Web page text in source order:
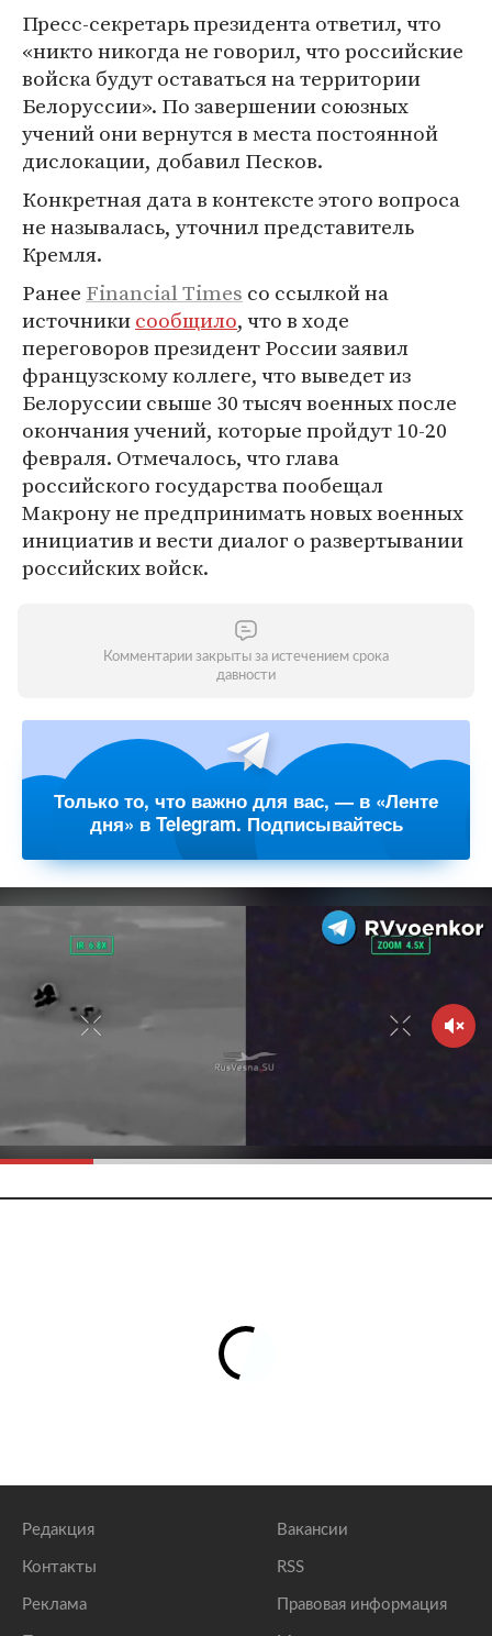
Пресс-секретарь президента ответил, что
«никто никогда не говорил, что российские
войска будут оставаться на территории
Белоруссии». По завершении союзных
учений они вернутся в места постоянной
дислокации, добавил Песков.
Конкретная дата в контексте этого вопроса
не называлась, уточнил представитель
Кремля.
Ранее Financial Times со ссылкой на
источникисообщило, что в ходе
переговоров президент России заявил
французскому коллеге, что выведет из
Белоруссии свыше 30 тысяч военных после
окончания учений, которые пройдут 10-20
февраля. Отмечалось, что глава
российского государства пообещал
Макрону не предпринимать новых военных
инициатив и вести диалог о развертывании
российских войск.
Комментарии закрыты за истечением срока
давности
Только то, что важно для вас, — в «Ленте
дня» в Telegram. Подписывайтесь
Редакция
Контакты
Реклама
Вакансии
RSS
Правовая информация